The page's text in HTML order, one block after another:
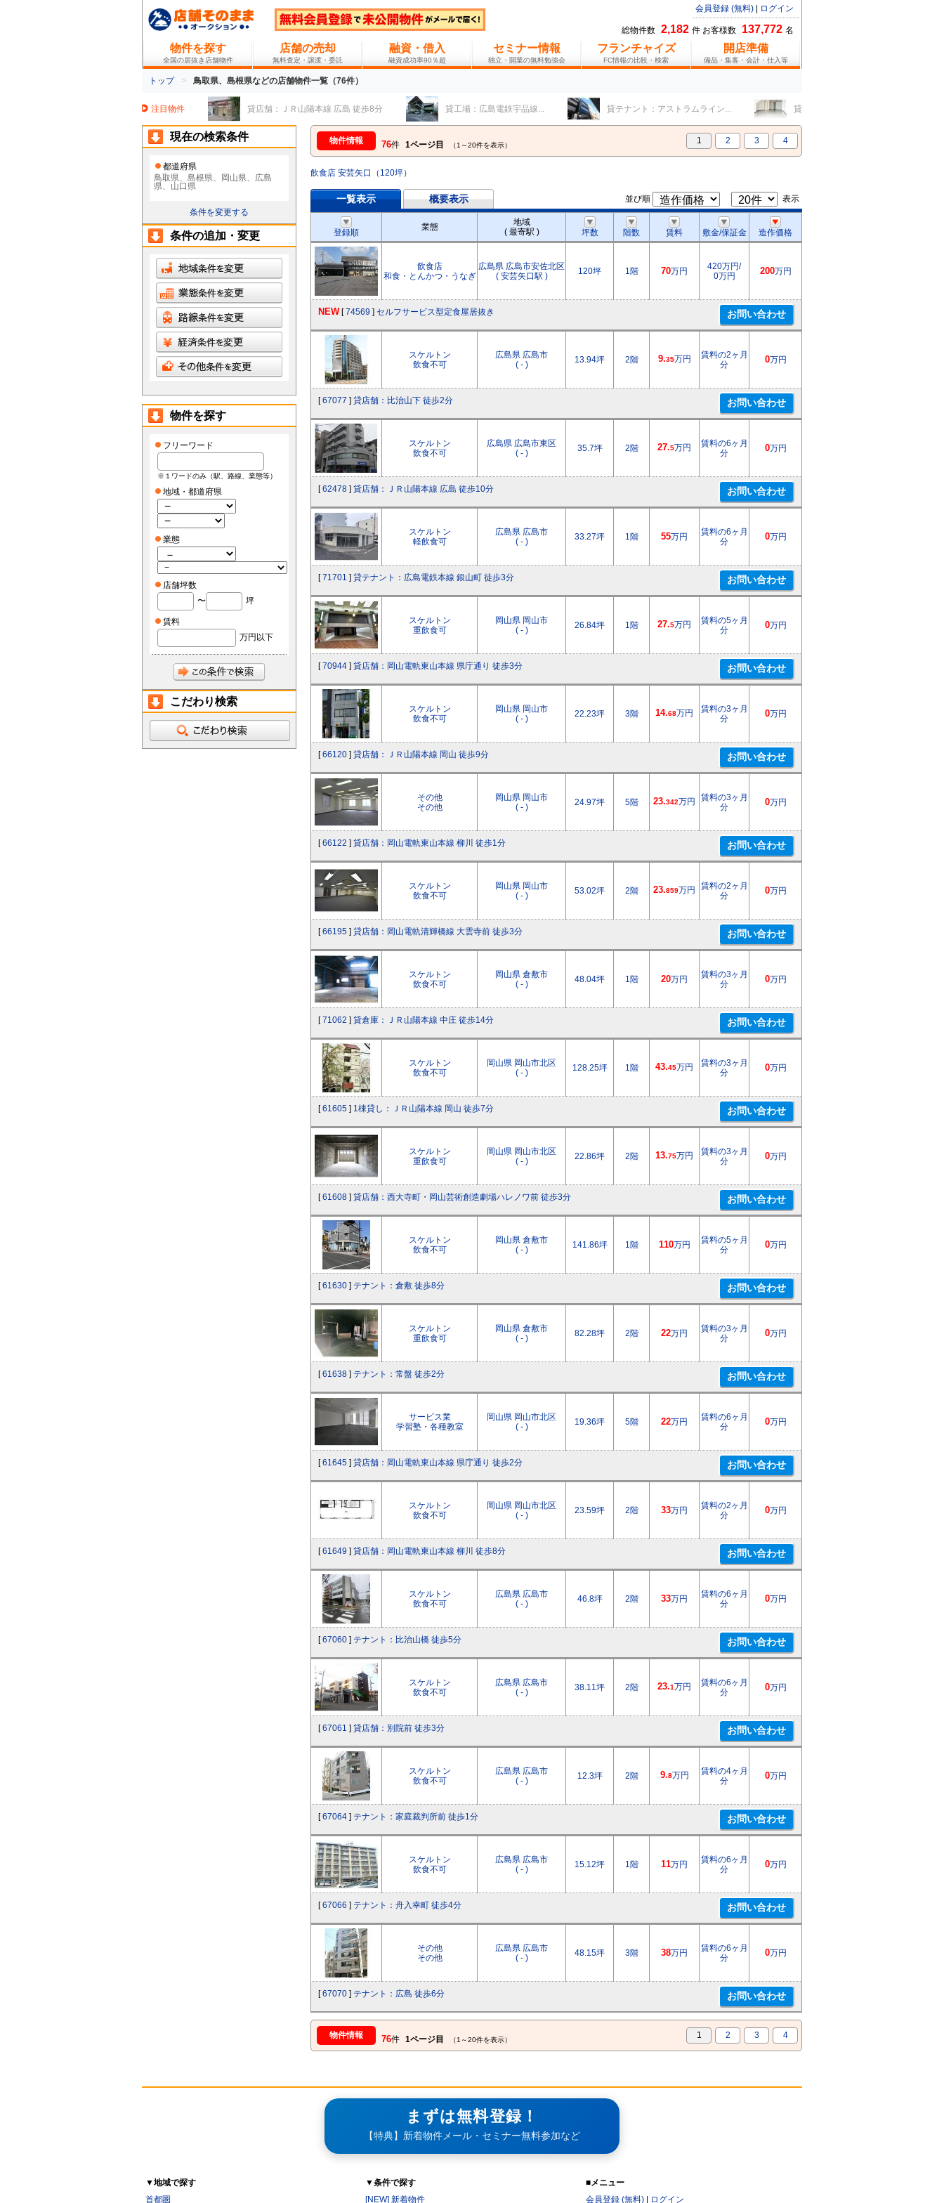
会員登録 (無料) ログイン
総物件数 2,182 件 お客様数 137,772 名
物件を探す
全国の居抜き店舗物件
店舗の売却
無料査定・譲渡・委託
融資・借入
融資成功率90％超
セミナー情報
独立・開業の無料勉強会
フランチャイズ
FC情報の比較・検索
開店準備
備品・集客・会計・仕入等
トップ 鳥取県、島根県などの店舗物件一覧（76件）
注目物件 貸店舗：ＪＲ山陽本線 広島 徒歩8分 貸工場：広島電鉄宇品線... 貸テナント：アストラムライン... 貸テナント：広島電鉄宇品線...
物件情報 76件 1ページ目 （1～20件を表示） 1 2 3 4
飲食店 安芸矢口（120坪）
一覧表示 概要表示 表示
並び順
登録順
業態
地域
( 最寄駅 )
坪数 階数 賃料 敷金/保証金 造作価格
飲食店
和食・とんかつ・うなぎ
広島県 広島市安佐北区
( 安芸矢口駅 )
120坪 1階 70万円
420万円/
0万円
200万円
NEW[74569 ] セルフサービス型定食屋居抜き
スケルトン
飲食不可
広島県 広島市
( - )
13.94坪 2階 9.35万円
賃料の2ヶ月
分
0万円
[67077 ] 貸店舗：比治山下 徒歩2分
スケルトン
飲食不可
広島県 広島市東区
( - )
35.7坪 2階 27.5万円
賃料の6ヶ月
分
0万円
[62478 ] 貸店舗：ＪＲ山陽本線 広島 徒歩10分
スケルトン
軽飲食可
広島県 広島市
( - )
33.27坪 1階 55万円
賃料の6ヶ月
分
0万円
[71701 ] 貸テナント：広島電鉄本線 銀山町 徒歩3分
スケルトン
重飲食可
岡山県 岡山市
( - )
26.84坪 1階 27.5万円
賃料の5ヶ月
分
0万円
[70944 ] 貸店舗：岡山電軌東山本線 県庁通り 徒歩3分
スケルトン
飲食不可
岡山県 岡山市
( - )
22.23坪 3階 14.68万円
賃料の3ヶ月
分
0万円
[66120 ] 貸店舗：ＪＲ山陽本線 岡山 徒歩9分
その他
その他
岡山県 岡山市
( - )
24.97坪 5階 23.342万円
賃料の3ヶ月
分
0万円
[66122 ] 貸店舗：岡山電軌東山本線 柳川 徒歩1分
スケルトン
飲食不可
岡山県 岡山市
( - )
53.02坪 2階 23.859万円
賃料の2ヶ月
分
0万円
[66195 ] 貸店舗：岡山電軌清輝橋線 大雲寺前 徒歩3分
スケルトン
飲食不可
岡山県 倉敷市
( - )
48.04坪 1階 20万円
賃料の3ヶ月
分
0万円
[71062 ] 貸倉庫：ＪＲ山陽本線 中庄 徒歩14分
スケルトン
飲食不可
岡山県 岡山市北区
( - )
128.25坪 1階 43.45万円
賃料の3ヶ月
分
0万円
[61605 ] 1棟貸し：ＪＲ山陽本線 岡山 徒歩7分
スケルトン
重飲食可
岡山県 岡山市北区
( - )
22.86坪 2階 13.75万円
賃料の3ヶ月
分
0万円
[61608 ] 貸店舗：西大寺町・岡山芸術創造劇場ハレノワ前 徒歩3分
スケルトン
飲食不可
岡山県 倉敷市
( - )
141.86坪 1階 110万円
賃料の5ヶ月
分
0万円
[61630 ] テナント：倉敷 徒歩8分
スケルトン
重飲食可
岡山県 倉敷市
( - )
82.28坪 2階 22万円
賃料の3ヶ月
分
0万円
[61638 ] テナント：常盤 徒歩2分
サービス業
学習塾・各種教室
岡山県 岡山市北区
( - )
19.36坪 5階 22万円
賃料の6ヶ月
分
0万円
[61645 ] 貸店舗：岡山電軌東山本線 県庁通り 徒歩2分
スケルトン
飲食不可
岡山県 岡山市北区
( - )
23.59坪 2階 33万円
賃料の2ヶ月
分
0万円
[61649 ] 貸店舗：岡山電軌東山本線 柳川 徒歩8分
スケルトン
飲食不可
広島県 広島市
( - )
46.8坪 2階 33万円
賃料の6ヶ月
分
0万円
[67060 ] テナント：比治山橋 徒歩5分
スケルトン
飲食不可
広島県 広島市
( - )
38.11坪 2階 23.1万円
賃料の6ヶ月
分
0万円
[67061 ] 貸店舗：別院前 徒歩3分
スケルトン
飲食不可
広島県 広島市
( - )
12.3坪 2階 9.8万円
賃料の4ヶ月
分
0万円
[67064 ] テナント：家庭裁判所前 徒歩1分
スケルトン
飲食不可
広島県 広島市
( - )
15.12坪 1階 11万円
賃料の6ヶ月
分
0万円
[67066 ] テナント：舟入幸町 徒歩4分
その他
その他
広島県 広島市
( - )
48.15坪 3階 38万円
賃料の6ヶ月
分
0万円
[67070 ] テナント：広島 徒歩6分
物件情報 76件 1ページ目 （1～20件を表示） 1 2 3 4
現在の検索条件
都道府県
鳥取県、島根県、岡山県、広島
県、山口県
条件を変更する
条件の追加・変更
物件を探す
フリーワード
※１ワードのみ（駅、路線、業態等）
地域・都道府県
業態
店舗坪数
〜
坪
賃料
万円以下
こだわり検索
まずは無料登録！
【特典】新着物件メール・セミナー無料参加など
▼地域で探す
首都圏
▼条件で探す
[NEW] 新着物件
■メニュー
会員登録 (無料)| ログイン